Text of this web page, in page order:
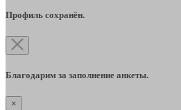
Профиль сохранён.
Благодарим за заполнение анкеты.
×